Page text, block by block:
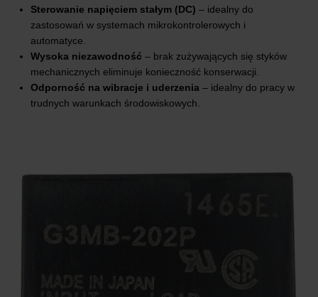
Sterowanie napięciem stałym (DC) – idealny do
zastosowań w systemach mikrokontrolerowych i
automatyce.
Wysoka niezawodność – brak zużywających się styków
mechanicznych eliminuje konieczność konserwacji.
Odporność na wibracje i uderzenia – idealny do pracy w
trudnych warunkach środowiskowych.